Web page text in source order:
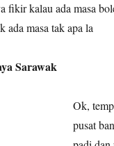
fikir kalau ada masa
ada masa tak apa la
Sarawak
Ok,
pusat